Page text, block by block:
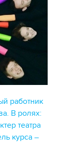
работник
В ролях:
театра
курса –